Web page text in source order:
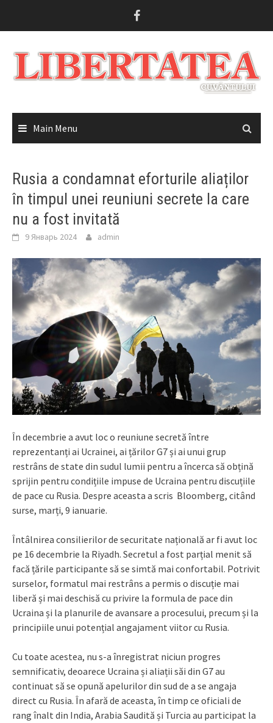
Main Menu
Rusia a condamnat eforturile aliaților
în timpul unei reuniuni secrete la care
nu a fost invitată
9 Январь 2024 admin
În decembrie a avut loc o reuniune secretă între
reprezentanți ai Ucrainei, ai țărilor G7 și ai unui grup
restrâns de state din sudul lumii pentru a încerca să obțină
sprijin pentru condițiile impuse de Ucraina pentru discuțiile
de pace cu Rusia. Despre aceasta a scris Bloomberg, citând
surse, marți, 9 ianuarie.
Întâlnirea consilierilor de securitate națională ar fi avut loc
pe 16 decembrie la Riyadh. Secretul a fost parțial menit să
facă țările participante să se simtă mai confortabil. Potrivit
surselor, formatul mai restrâns a permis o discuție mai
liberă și mai deschisă cu privire la formula de pace din
Ucraina și la planurile de avansare a procesului, precum și la
principiile unui potențial angajament viitor cu Rusia.
Cu toate acestea, nu s-a înregistrat niciun progres
semnificativ, deoarece Ucraina și aliații săi din G7 au
continuat să se opună apelurilor din sud de a se angaja
direct cu Rusia. În afară de aceasta, în timp ce oficiali de
rang înalt din India, Arabia Saudită și Turcia au participat la